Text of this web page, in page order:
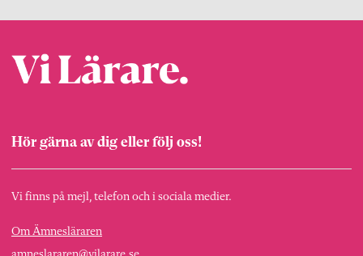
Hör gärna av dig eller följ oss!
Vi finns på mejl, telefon och i sociala medier.
Om Ämnesläraren